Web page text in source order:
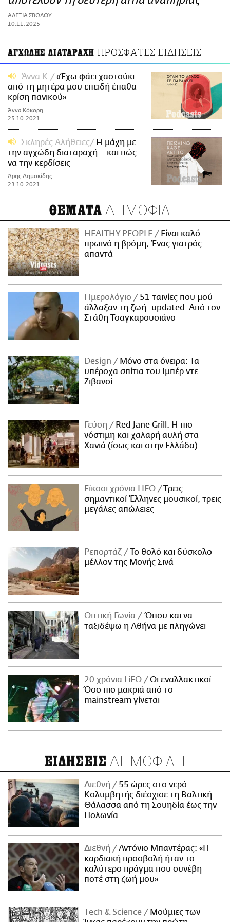
ΑΜΠΑ
PRINT
ΑΛΕΞΙΑ ΣΒΩΛΟΥ
10.11.2025
ΑΓΧΩΔΗΣ ΔΙΑΤΑΡΑΧΗ ΠΡΟΣΦΑΤΕΣ ΕΙΔΗΣΕΙΣ
Άννα Κ.
«Έχω φάει χαστούκι
από τη μητέρα μου επειδή έπαθα
κρίση πανικού»
Άννα Κόκορη
25.10.2021
Σκληρές Αλήθειες
Η μάχη με
την αγχώδη διαταραχή – και πώς
να την κερδίσεις
Άρης Δημοκίδης
23.10.2021
ΘΕΜΑΤΑ ΔΗΜΟΦΙΛΗ
HEALTHY PEOPLE
Είναι καλό
πρωινό η βρόμη; Ένας γιατρός
απαντά
Ημερολόγιο
51 ταινίες που μού
άλλαξαν τη ζωή- updated. Aπό τον
Στάθη Τσαγκαρουσιάνο
Design
Μόνο στα όνειρα: Τα
υπέροχα σπίτια του Ιμπέρ ντε
Ζιβανσί
Γεύση
Red Jane Grill: Η πιο
νόστιμη και χαλαρή αυλή στα
Χανιά (ίσως και στην Ελλάδα)
Είκοσι χρόνια LIFO
Tρεις
σημαντικοί Έλληνες μουσικοί, τρεις
μεγάλες απώλειες
Ρεπορτάζ
Το θολό και δύσκολο
μέλλον της Μονής Σινά
Οπτική Γωνία
Όπου και να
ταξιδέψω η Αθήνα με πληγώνει
20 χρόνια LiFO
Οι εναλλακτικοί:
Όσο πιο μακριά από το
mainstream γίνεται
ΕΙΔΗΣΕΙΣ ΔΗΜΟΦΙΛΗ
Διεθνή
55 ώρες στο νερό:
Κολυμβητής διέσχισε τη Βαλτική
Θάλασσα από τη Σουηδία έως την
Πολωνία
Διεθνή
Αντόνιο Μπαντέρας: «Η
καρδιακή προσβολή ήταν το
καλύτερο πράγμα που συνέβη
ποτέ στη ζωή μου»
Τech & Science
Μούμιες των